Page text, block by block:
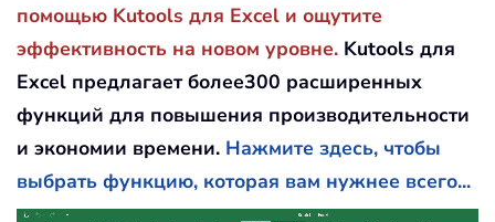
помощью Kutools для Excel и ощутите
эффективность на новом уровне. Kutools для
Excel предлагает более300 расширенных
функций для повышения производительности
и экономии времени. Нажмите здесь, чтобы
выбрать функцию, которая вам нужнее всего...